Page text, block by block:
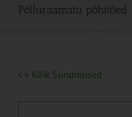
Põlluraamatu põhitõed
« Kõik Sündmused